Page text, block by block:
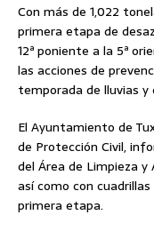
Con más de 1,022
primera etapa de
12ª poniente a la 5ª
las acciones de
temporada de lluvias y
El Ayuntamiento de
de Protección Civil,
del Área de Limpieza
así como con
primera etapa.